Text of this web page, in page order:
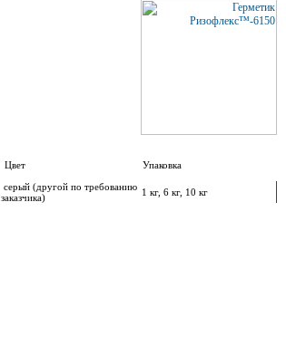
Цвет Упаковка
серый (другой по требованию
заказчика)
1 кг, 6 кг, 10 кг